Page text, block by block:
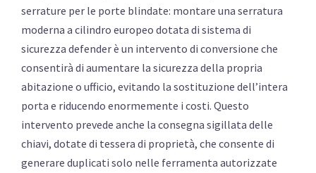
serrature per le porte blindate: montare una serratura
moderna a cilindro europeo dotata di sistema di
sicurezza defender è un intervento di conversione che
consentirà di aumentare la sicurezza della propria
abitazione o ufficio, evitando la sostituzione dell’intera
porta e riducendo enormemente i costi. Questo
intervento prevede anche la consegna sigillata delle
chiavi, dotate di tessera di proprietà, che consente di
generare duplicati solo nelle ferramenta autorizzate